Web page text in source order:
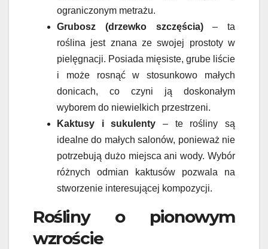
ograniczonym metrażu.
Grubosz (drzewko szczęścia)– ta
roślina jest znana ze swojej prostoty w
pielęgnacji. Posiada mięsiste, grube liście
i może rosnąć w stosunkowo małych
donicach, co czyni ją doskonałym
wyborem do niewielkich przestrzeni.
Kaktusy i sukulenty – te rośliny są
idealne do małych salonów, ponieważ nie
potrzebują dużo miejsca ani wody. Wybór
różnych odmian kaktusów pozwala na
stworzenie interesującej kompozycji.
Rośliny o pionowym
wzroście